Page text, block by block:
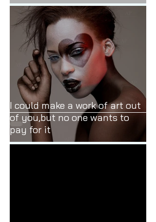
I could make a work of art out
of you,but no one wants to
pay for it